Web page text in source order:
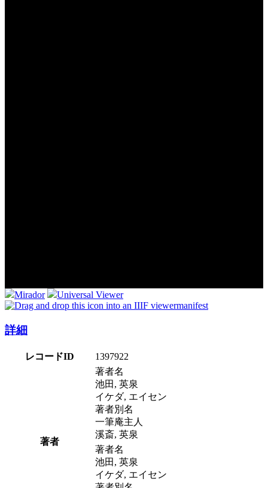
Mirador
Universal Viewer
manifest
詳細
レコードID 1397922
著者
著者名
池田, 英泉
イケダ, エイセン
著者別名
一筆庵主人
溪斎, 英泉
著者名
池田, 英泉
イケダ, エイセン